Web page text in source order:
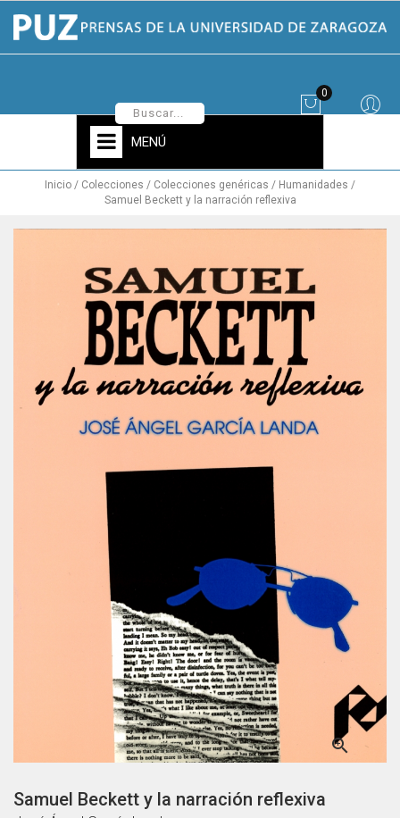
0
MENÚ
Inicio Colecciones Colecciones genéricas
Humanidades
Samuel Beckett y la narración reflexiva

Samuel Beckett y la narración reflexiva